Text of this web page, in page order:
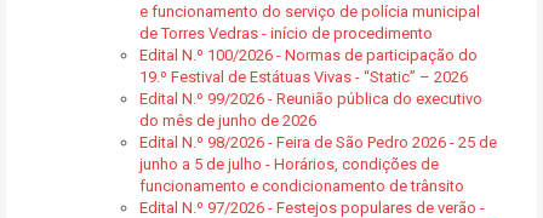
e funcionamento do serviço de polícia municipal
de Torres Vedras - início de procedimento
Edital N.º 100/2026 - Normas de participação do
19.º Festival de Estátuas Vivas - “Static” – 2026
Edital N.º 99/2026 - Reunião pública do executivo
do mês de junho de 2026
Edital N.º 98/2026 - Feira de São Pedro 2026 - 25 de
junho a 5 de julho - Horários, condições de
funcionamento e condicionamento de trânsito
Edital N.º 97/2026 - Festejos populares de verão -